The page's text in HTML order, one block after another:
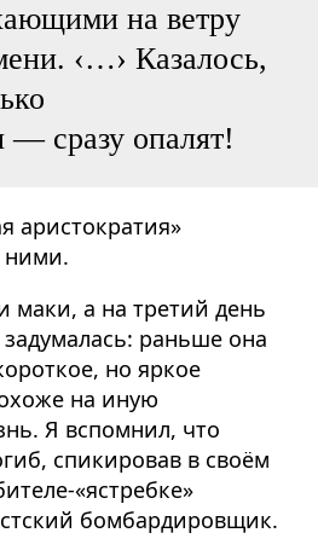
на ветру
‹…› Казалось,
— сразу опалят!
аристократия»
ними.
маки, а на третий день
раньше она
но яркое
на иную
Я вспомнил, что
спикировав в своём
«ястребке»
бомбардировщик.